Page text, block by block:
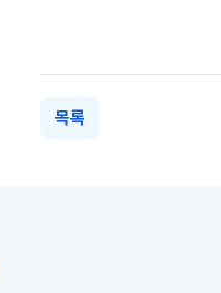
목록